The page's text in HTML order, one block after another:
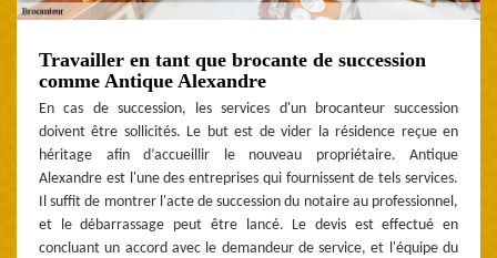
Travailler en tant que brocante de succession
comme Antique Alexandre
En cas de succession, les services d'un brocanteur succession
doivent être sollicités. Le but est de vider la résidence reçue en
héritage afin d’accueillir le nouveau propriétaire. Antique
Alexandre est l'une des entreprises qui fournissent de tels services.
Il suffit de montrer l'acte de succession du notaire au professionnel,
et le débarrassage peut être lancé. Le devis est effectué en
concluant un accord avec le demandeur de service, et l'équipe du